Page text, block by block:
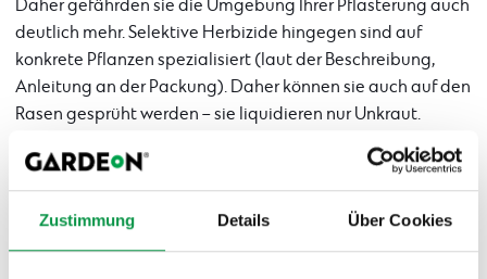
Zustimmung Details Über Cookies
Daher gefährden sie die Umgebung Ihrer Pflasterung auch
deutlich mehr. Selektive Herbizide hingegen sind auf
konkrete Pflanzen spezialisiert (laut der Beschreibung,
Anleitung an der Packung). Daher können sie auch auf den
Rasen gesprüht werden – sie liquidieren nur Unkraut.